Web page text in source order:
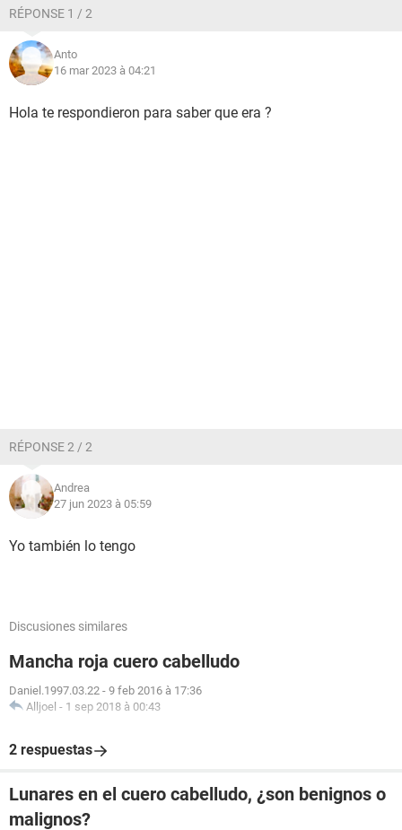
RÉPONSE 1 / 2
Anto
16 mar 2023 à 04:21
Hola te respondieron para saber que era ?
RÉPONSE 2 / 2
Andrea
27 jun 2023 à 05:59
Yo también lo tengo
Discusiones similares
Mancha roja cuero cabelludo
Daniel.1997.03.22 - 9 feb 2016 à 17:36
Alljoel - 1 sep 2018 à 00:43
2 respuestas
Lunares en el cuero cabelludo, ¿son benignos o
malignos?